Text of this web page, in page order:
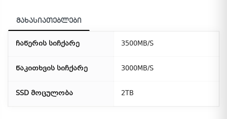
მახასიათებლები
ჩაწერის სიჩქარე 3500MB/S
წაკითხვის სიჩქარე 3000MB/S
SSD მოცულობა 2TB